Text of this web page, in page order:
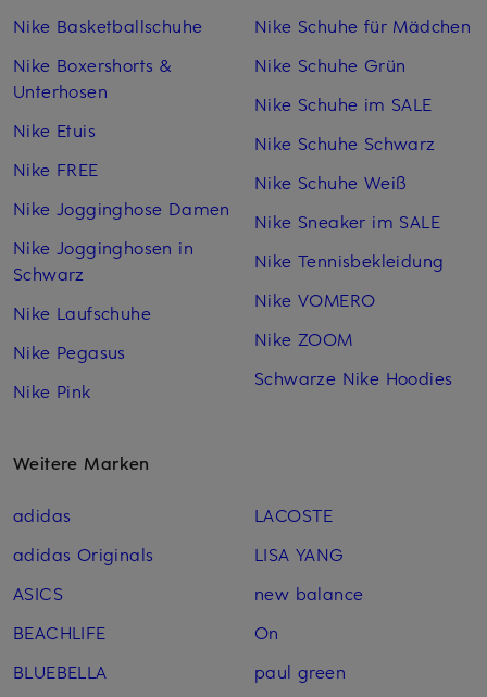
Nike Basketballschuhe
Nike Boxershorts &
Unterhosen
Nike Etuis
Nike FREE
Nike Jogginghose Damen
Nike Jogginghosen in
Schwarz
Nike Laufschuhe
Nike Pegasus
Nike Pink
Nike Schuhe für Mädchen
Nike Schuhe Grün
Nike Schuhe im SALE
Nike Schuhe Schwarz
Nike Schuhe Weiß
Nike Sneaker im SALE
Nike Tennisbekleidung
Nike VOMERO
Nike ZOOM
Schwarze Nike Hoodies
Weitere Marken
adidas
adidas Originals
ASICS
BEACHLIFE
BLUEBELLA
LACOSTE
LISA YANG
new balance
On
paul green